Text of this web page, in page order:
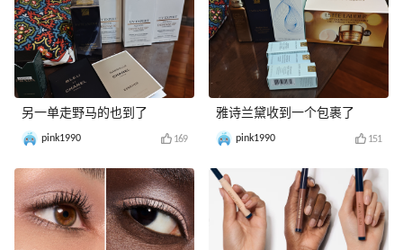
另一单走野马的也到了
pink1990 169
雅诗兰黛收到一个包裹了
pink1990 151